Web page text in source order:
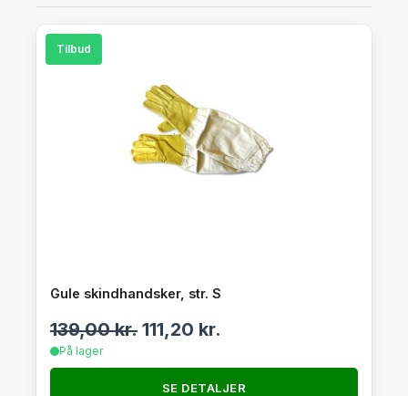
Tilbud
Gule skindhandsker, str. S
139,00kr. 111,20 kr.
På lager
SE DETALJER